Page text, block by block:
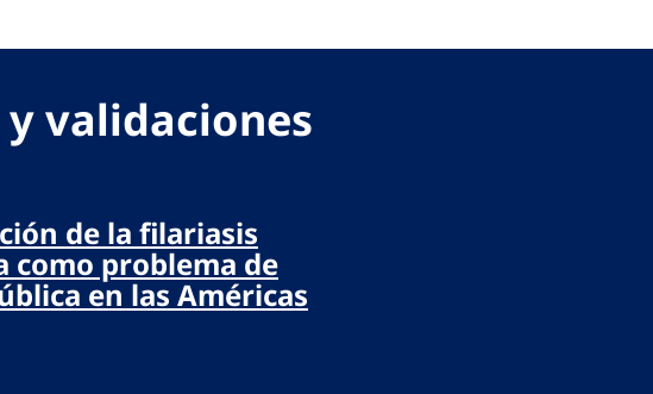
validaciones
de la filariasis
como problema de
en las Américas